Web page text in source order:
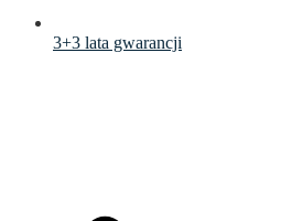
3+3 lata gwarancji